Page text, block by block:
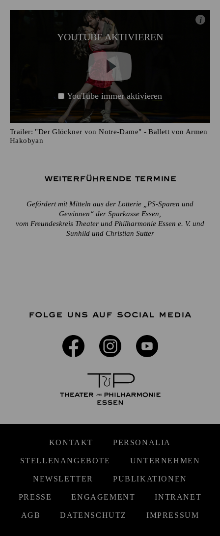
YOUTUBE AKTIVIEREN
i
YouTube immer aktivieren
Trailer: "Der Glöckner von Notre-Dame" - Ballett von Armen
Hakobyan
Weiterführende Termine
Gefördert mit Mitteln aus der Lotterie „PS-Sparen und
Gewinnen“ der Sparkasse Essen,
vom Freundeskreis Theater und Philharmonie Essen e. V. und
Sunhild und Christian Sutter
FOLGE UNS AUF SOCIAL MEDIA
KONTAKT PERSONALIA
STELLENANGEBOTE UNTERNEHMEN
NEWSLETTER PUBLIKATIONEN
PRESSE ENGAGEMENT INTRANET
AGB DATENSCHUTZ IMPRESSUM